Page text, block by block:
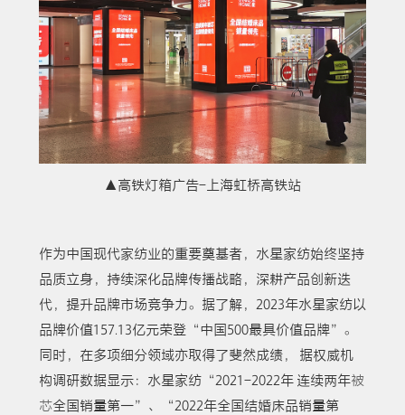
▲高铁灯箱广告-上海虹桥高铁站
作为中国现代家纺业的重要奠基者，水星家纺始终坚持
品质立身，持续深化品牌传播战略，深耕产品创新迭
代，提升品牌市场竞争力。据了解，2023年水星家纺以
品牌价值157.13亿元荣登“中国500最具价值品牌”。
同时，在多项细分领域亦取得了斐然成绩， 据权威机
构调研数据显示：水星家纺“2021-2022年 连续两年被
芯全国销量第一”、“2022年全国结婚床品销量第